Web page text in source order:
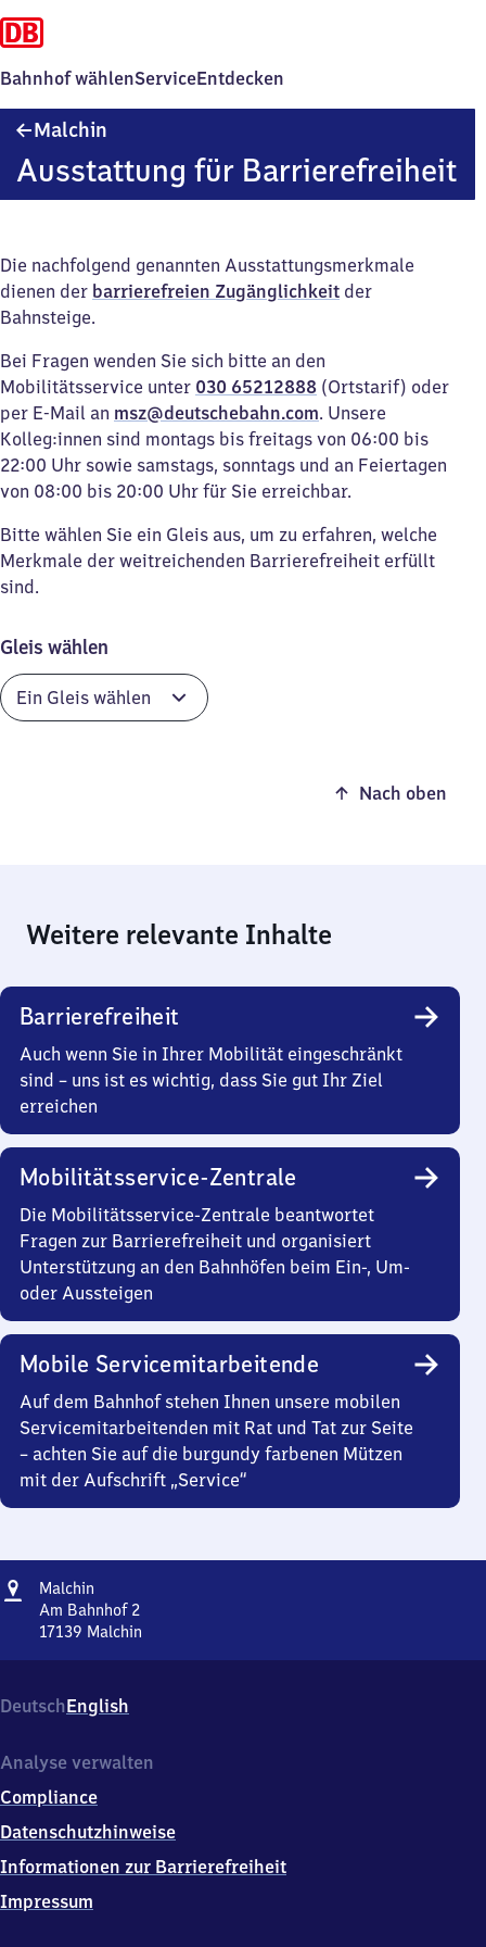
Bahnhof wählenServiceEntdecken
Malchin
Ausstattung für Barrierefreiheit
Die nachfolgend genannten Ausstattungsmerkmale
dienen der barrierefreien Zugänglichkeit der
Bahnsteige.
Bei Fragen wenden Sie sich bitte an den
Mobilitätsservice unter 030 65212888 (Ortstarif) oder
per E-Mail an msz@deutschebahn.com. Unsere
Kolleg:innen sind montags bis freitags von 06:00 bis
22:00 Uhr sowie samstags, sonntags und an Feiertagen
von 08:00 bis 20:00 Uhr für Sie erreichbar.
Bitte wählen Sie ein Gleis aus, um zu erfahren, welche
Merkmale der weitreichenden Barrierefreiheit erfüllt
sind.
Gleis wählen
Nach oben
Weitere relevante Inhalte
Barrierefreiheit
Auch wenn Sie in Ihrer Mobilität eingeschränkt
sind – uns ist es wichtig, dass Sie gut Ihr Ziel
erreichen
Mobilitätsservice-Zentrale
Die Mobilitätsservice-Zentrale beantwortet
Fragen zur Barrierefreiheit und organisiert
Unterstützung an den Bahnhöfen beim Ein-, Um-
oder Aussteigen
Mobile Servicemitarbeitende
Auf dem Bahnhof stehen Ihnen unsere mobilen
Servicemitarbeitenden mit Rat und Tat zur Seite
– achten Sie auf die burgundy farbenen Mützen
mit der Aufschrift „Service“
Adresse
Malchin
Am Bahnhof 2
17139 Malchin
Bahnhof
2,
7
3
9
DeutschEnglish
Analyse verwalten
Compliance
Datenschutzhinweise
Informationen zur Barrierefreiheit
Impressum